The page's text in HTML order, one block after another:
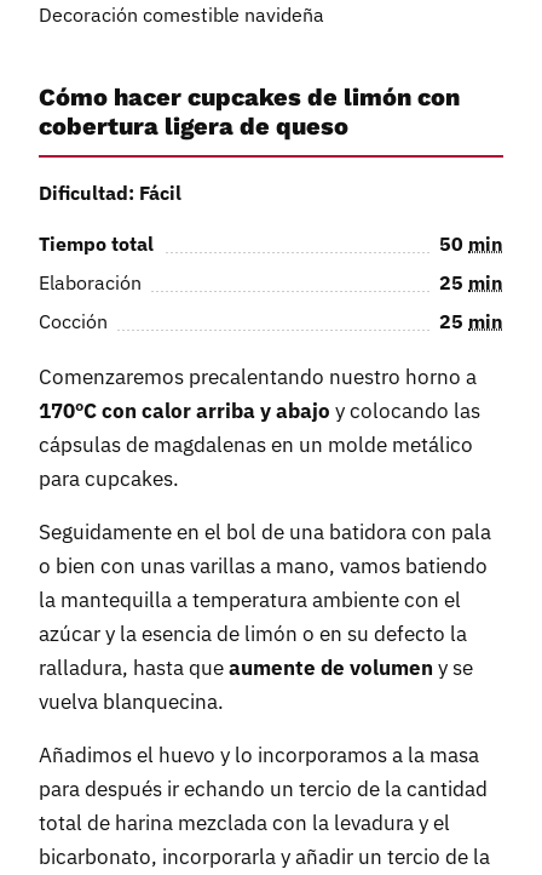
Decoración comestible navideña
Cómo hacer cupcakes de limón con
cobertura ligera de queso
Dificultad: Fácil
Tiempo total 50 min
Elaboración
25 min
Cocción
25 min
Comenzaremos precalentando nuestro horno a
170ºC con calor arriba y abajo y colocando las
cápsulas de magdalenas en un molde metálico
para cupcakes.
Seguidamente en el bol de una batidora con pala
o bien con unas varillas a mano, vamos batiendo
la mantequilla a temperatura ambiente con el
azúcar y la esencia de limón o en su defecto la
ralladura, hasta queaumente de volumen y se
vuelva blanquecina.
Añadimos el huevo y lo incorporamos a la masa
para después ir echando un tercio de la cantidad
total de harina mezclada con la levadura y el
bicarbonato, incorporarla y añadir un tercio de la